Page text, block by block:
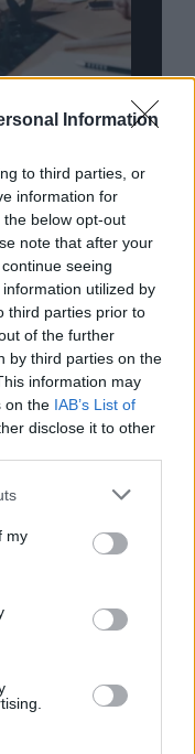
Information
to third parties, or
information for
below opt-out
note that after your
seeing
utilized by
third parties prior to
of the further
by third parties on the
information may
on the IAB’s List of
disclose it to other
my
το
Η
κατοχή της το
Ring Mall με
τους